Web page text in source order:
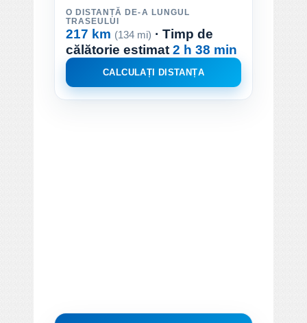
O DISTANȚĂ DE-A LUNGUL
TRASEULUI
217 km (134 mi) · Timp de
călătorie estimat2 h 38 min
CALCULAȚI DISTANȚA